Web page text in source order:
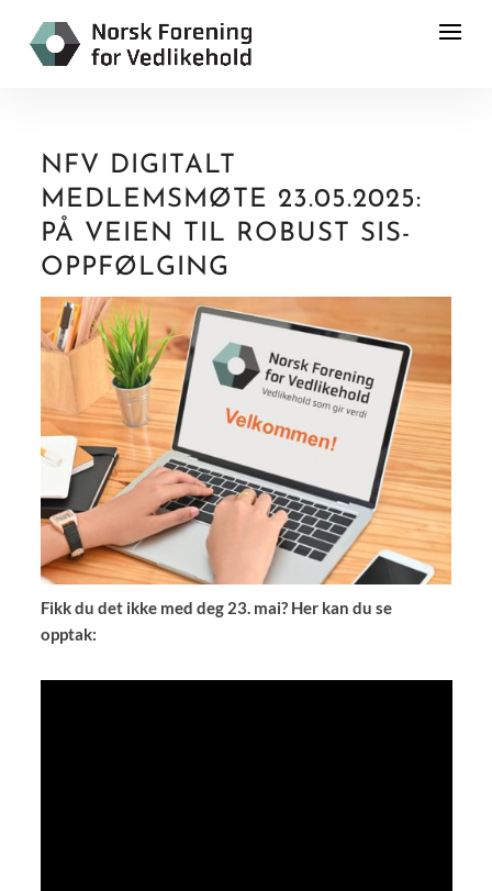
NFV DIGITALT
MEDLEMSMØTE 23.05.2025:
PÅ VEIEN TIL ROBUST SIS-
OPPFØLGING
Fikk du det ikke med deg 23. mai? Her kan du se
opptak: